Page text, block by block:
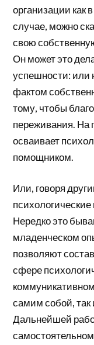
организации как
случае, можно
свою
Он может это
успешности: или
фактом
тому, чтобы
переживания. На
осваивает
помощником.
Или, говоря
Нередко это
младенческом
позволяют
сфере
самим собой, так
Дальнейшей